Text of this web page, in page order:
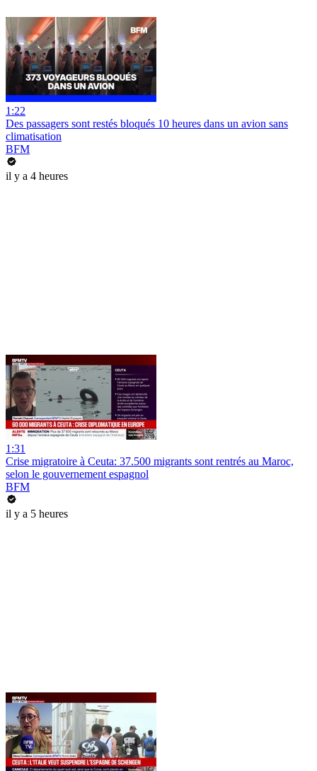
1:22
Des passagers sont restés bloqués 10 heures dans un avion sans
climatisation
BFM
il y a 4 heures
1:31
Crise migratoire à Ceuta: 37.500 migrants sont rentrés au Maroc,
selon le gouvernement espagnol
BFM
il y a 5 heures